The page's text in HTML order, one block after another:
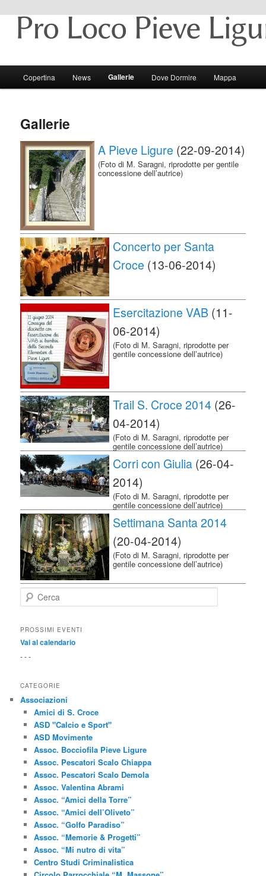
Pro Loco Pieve Ligure
Pieve Ligure e il suo territorio
Vai al contenuto principale
Vai al contenuto secondario
Copertina News Gallerie Dove Dormire Mappa
Gallerie
A Pieve Ligure (22-09-2014)
(Foto di M. Saragni, riprodotte per gentile
concessione dell’autrice)
Concerto per Santa
Croce (13-06-2014)
Esercitazione VAB (11-
06-2014)
(Foto di M. Saragni, riprodotte per
gentile concessione dell’autrice)
Trail S. Croce 2014 (26-
04-2014)
(Foto di M. Saragni, riprodotte per
gentile concessione dell’autrice)
Corri con Giulia (26-04-
2014)
(Foto di M. Saragni, riprodotte per
gentile concessione dell’autrice)
Settimana Santa 2014
(20-04-2014)
(Foto di M. Saragni, riprodotte per
gentile concessione dell’autrice)
Cerca
PROSSIMI EVENTI
Vai al calendario
- - -
CATEGORIE
Associazioni
Amici di S. Croce
ASD "Calcio e Sport"
ASD Movimente
Assoc. Bocciofila Pieve Ligure
Assoc. Pescatori Scalo Chiappa
Assoc. Pescatori Scalo Demola
Assoc. Valentina Abrami
Assoc. “Amici della Torre”
Assoc. “Amici dell’Oliveto”
Assoc. “Golfo Paradiso”
Assoc. “Memorie & Progetti”
Assoc. “Mi nutro di vita”
Centro Studi Criminalistica